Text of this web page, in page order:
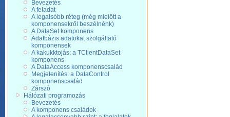
Bevezetés
A feladat
A legalsóbb réteg (még mielőtt a
komponensekről beszélnénk)
A DataSet komponens
Adatbázis adatokat szolgáltató
komponensek
A kakukktojás: a TClientDataSet
komponens
A DataAccess komponenscsalád
Megjelenítés: a DataControl
komponenscsalád
Zárszó
Hálózati programozás
Bevezetés
A komponens családok